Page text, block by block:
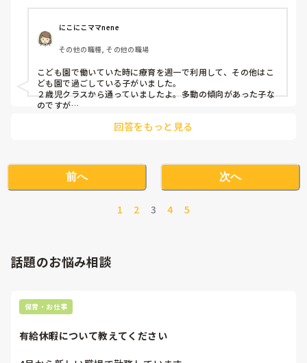
必ずあるものなのか、どのくらい需要があって利用されてる
のか、気になり質問しました。
にこにこママnene
その他の職種, その他の職場
こども園で働いていた時に療育を週一で利用して、その他はこ
ども園で過ごしている子がいました。
２歳児クラスから通っていましたよ。多動の傾向があった子な
のですが
過ごせるようになってました。
回答をもっと見る
前へ
1 2 3 4 5
次へ
話題のお悩み相談
保育・お仕事
有給休暇について教えてください